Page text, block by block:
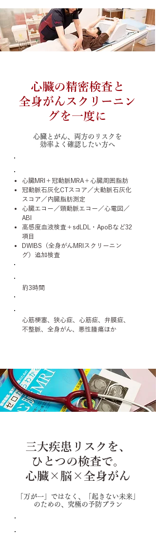
心臓の精密検査と
全身がんスクリーニン
グを一度に
心臓とがん、両方のリスクを
効率よく確認したい方へ
心臓MRI＋冠動脈MRA＋心臓周囲脂肪
冠動脈石灰化CTスコア／大動脈石灰化
スコア／内臓脂肪測定
心臓エコー／頸動脈エコー／心電図／
ABI
高感度血液検査＋sdLDL・ApoBなど32
項目
DWIBS（全身がんMRIスクリーニン
グ）追加検査
約3時間
心筋梗塞、狭心症、心筋症、弁膜症、
不整脈、全身がん、悪性腫瘍ほか
三大疾患リスクを、
ひとつの検査で。
心臓×脳×全身がん
「万が一」ではなく、「起きない未来」
のための、究極の予防プラン